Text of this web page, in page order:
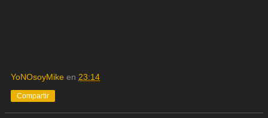
YoNOsoyMike en 23:14
Compartir